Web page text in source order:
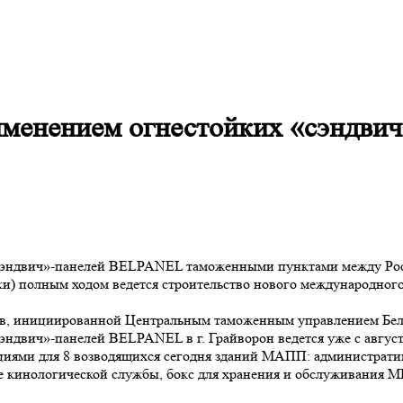
огнестойких
панелей BELPANEL таможенными пунктами между
ходом ведется строительство нового
Центральным таможенным управлением
панелей BELPANEL в г. Грайворон ведется уже с
для 8 возводящихся сегодня зданий МАПП:
кинологической службы, бокс для хранения и